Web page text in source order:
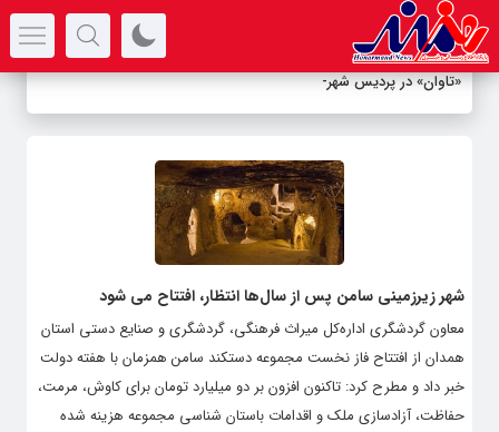
«تاوان» در پردیس شهرز_
شهر زیرزمینی سامن پس از سال‌ها انتظار، افتتاح می شود
معاون گردشگری اداره‌کل میراث فرهنگی، گردشگری و صنایع دستی استان
همدان از افتتاح فاز نخست مجموعه دستکند سامن همزمان با هفته دولت
خبر داد و مطرح کرد: تاکنون افزون بر دو میلیارد تومان برای کاوش، مرمت،
حفاظت، آزادسازی ملک و اقدامات باستان شناسی مجموعه هزینه شده